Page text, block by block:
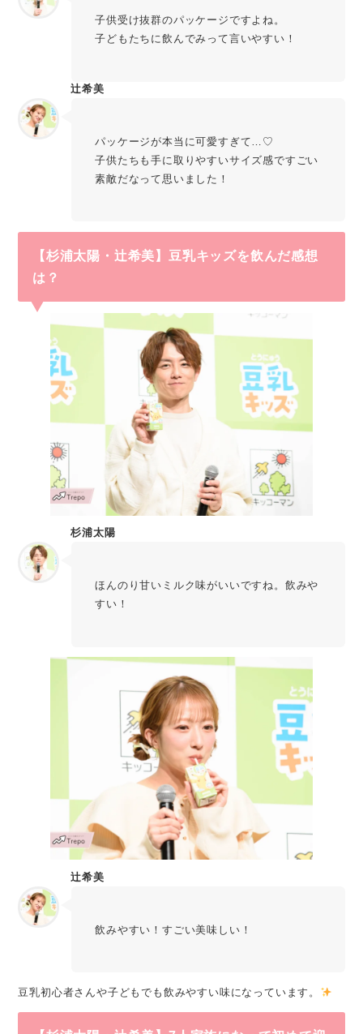
子供受け抜群のパッケージですよね。
子どもたちに飲んでみって言いやすい！
辻󠄀希美
パッケージが本当に可愛すぎて…♡
子供たちも手に取りやすいサイズ感ですごい
素敵だなって思いました！
【杉浦太陽・辻󠄀希美】豆乳キッズを飲んだ感想
は？
杉浦太陽
ほんのり甘いミルク味がいいですね。飲みや
すい！
辻󠄀希美
飲みやすい！すごい美味しい！
豆乳初心者さんや子どもでも飲みやすい味になっています。